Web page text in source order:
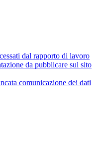
dal rapporto di lavoro
da pubblicare sul sito
comunicazione dei dati